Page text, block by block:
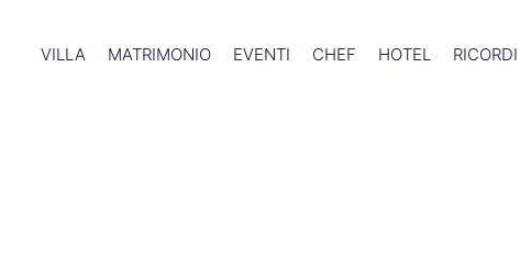
VILLA MATRIMONIO EVENTI CHEF HOTEL RICORDI